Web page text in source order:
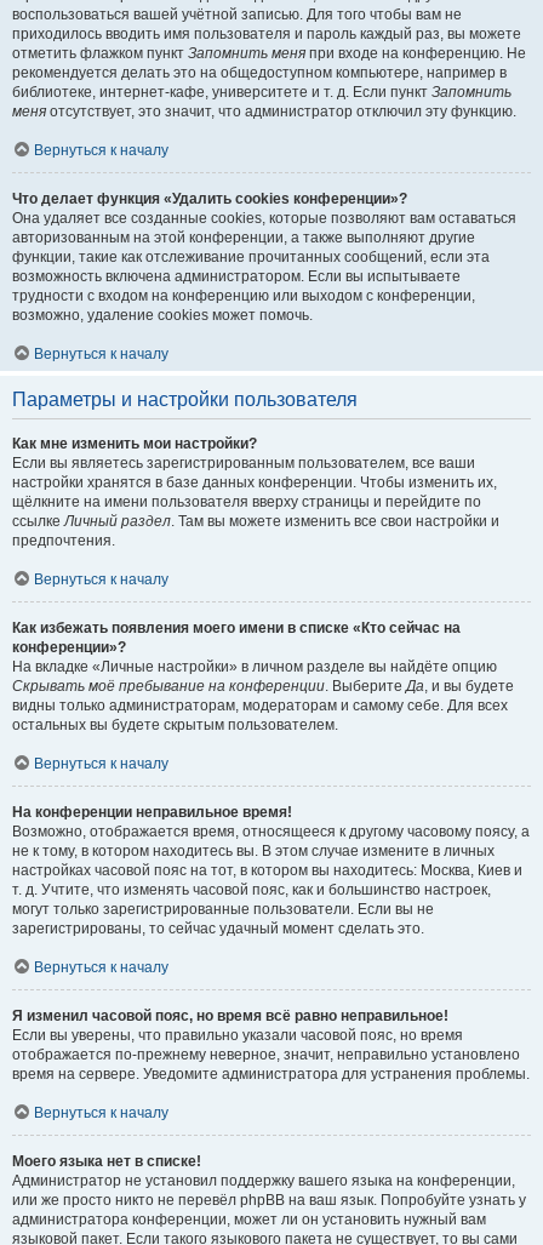
воспользоваться вашей учётной записью. Для того чтобы вам не
приходилось вводить имя пользователя и пароль каждый раз, вы можете
отметить флажком пункт Запомнить меня при входе на конференцию. Не
рекомендуется делать это на общедоступном компьютере, например в
библиотеке, интернет-кафе, университете и т. д. Если пункт Запомнить
меня отсутствует, это значит, что администратор отключил эту функцию.
Вернуться к началу
Что делает функция «Удалить cookies конференции»?
Она удаляет все созданные cookies, которые позволяют вам оставаться
авторизованным на этой конференции, а также выполняют другие
функции, такие как отслеживание прочитанных сообщений, если эта
возможность включена администратором. Если вы испытываете
трудности с входом на конференцию или выходом с конференции,
возможно, удаление cookies может помочь.
Вернуться к началу
Параметры и настройки пользователя
Как мне изменить мои настройки?
Если вы являетесь зарегистрированным пользователем, все ваши
настройки хранятся в базе данных конференции. Чтобы изменить их,
щёлкните на имени пользователя вверху страницы и перейдите по
ссылкеЛичный раздел. Там вы можете изменить все свои настройки и
предпочтения.
Вернуться к началу
Как избежать появления моего имени в списке «Кто сейчас на
конференции»?
На вкладке «Личные настройки» в личном разделе вы найдёте опцию
Скрывать моё пребывание на конференции. ВыберитеДа, и вы будете
видны только администраторам, модераторам и самому себе. Для всех
остальных вы будете скрытым пользователем.
Вернуться к началу
На конференции неправильное время!
Возможно, отображается время, относящееся к другому часовому поясу, а
не к тому, в котором находитесь вы. В этом случае измените в личных
настройках часовой пояс на тот, в котором вы находитесь: Москва, Киев и
т. д. Учтите, что изменять часовой пояс, как и большинство настроек,
могут только зарегистрированные пользователи. Если вы не
зарегистрированы, то сейчас удачный момент сделать это.
Вернуться к началу
Я изменил часовой пояс, но время всё равно неправильное!
Если вы уверены, что правильно указали часовой пояс, но время
отображается по-прежнему неверное, значит, неправильно установлено
время на сервере. Уведомите администратора для устранения проблемы.
Вернуться к началу
Моего языка нет в списке!
Администратор не установил поддержку вашего языка на конференции,
или же просто никто не перевёл phpBB на ваш язык. Попробуйте узнать у
администратора конференции, может ли он установить нужный вам
языковой пакет. Если такого языкового пакета не существует, то вы сами